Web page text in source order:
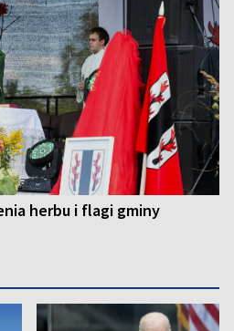
herbu i flagi gminy